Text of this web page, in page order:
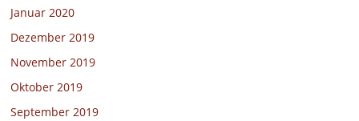
Januar 2020
Dezember 2019
November 2019
Oktober 2019
September 2019